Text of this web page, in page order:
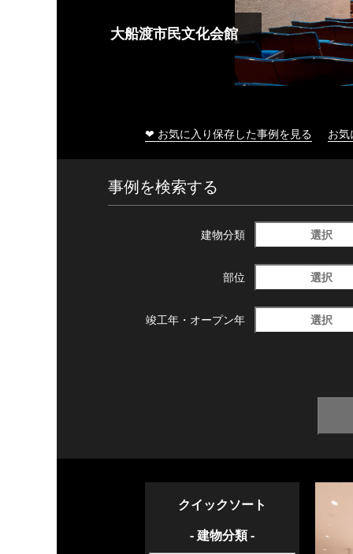
大船渡市民文化会館
❤ お気に入り保存した事例を見る お
事例を検索する
建物分類 選択
部位 選択
竣工年・ オープン年 選択
クイックソート
- 建物分類 -